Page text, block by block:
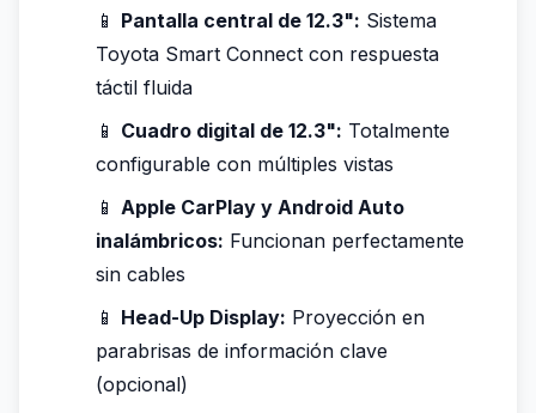
📱 Pantalla central de 12.3": Sistema
Toyota Smart Connect con respuesta
táctil fluida
📱 Cuadro digital de 12.3": Totalmente
configurable con múltiples vistas
📱 Apple CarPlay y Android Auto
inalámbricos: Funcionan perfectamente
sin cables
📱 Head-Up Display: Proyección en
parabrisas de información clave
(opcional)